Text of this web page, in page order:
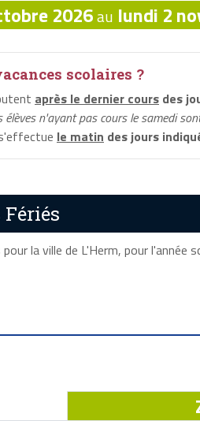
2026au lundi 2
scolaires ?
après le dernier cours des
n'ayant pas cours le samedi
le matin des jours
la ville de L'Herm, pour l'année